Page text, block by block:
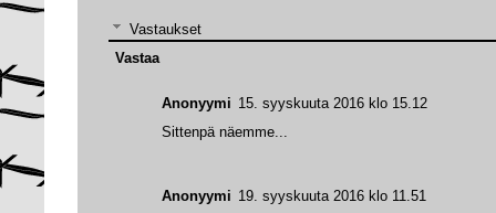
Vastaukset
Anonyymi 15. syyskuuta 2016 klo 15.12
Sittenpä näemme...
Anonyymi 19. syyskuuta 2016 klo 11.51
Vastaa